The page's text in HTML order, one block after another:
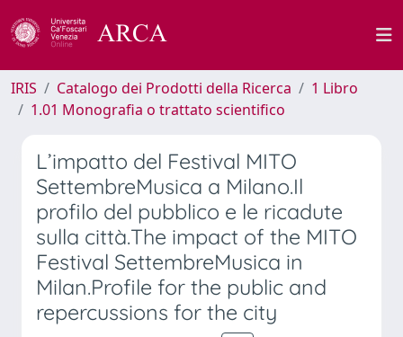
IRIS Catalogo dei Prodotti della Ricerca
1 Libro
1.01 Monografia o trattato scientifico
L’impatto del Festival MITO
SettembreMusica a Milano.Il
profilo del pubblico e le ricadute
sulla città.The impact of the MITO
Festival SettembreMusica in
Milan.Profile for the public and
repercussions for the city